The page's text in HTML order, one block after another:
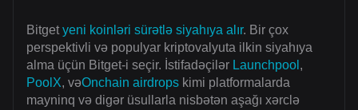
Bitget yeni koinləri sürətlə siyahıya alır. Bir çox
perspektivli və populyar kriptovalyuta ilkin siyahıya
alma üçün Bitget-i seçir. İstifadəçilər Launchpool ,
PoolX, vəOnchain airdrops kimi platformalarda
mayninq və digər üsullarla nisbətən aşağı xərclə